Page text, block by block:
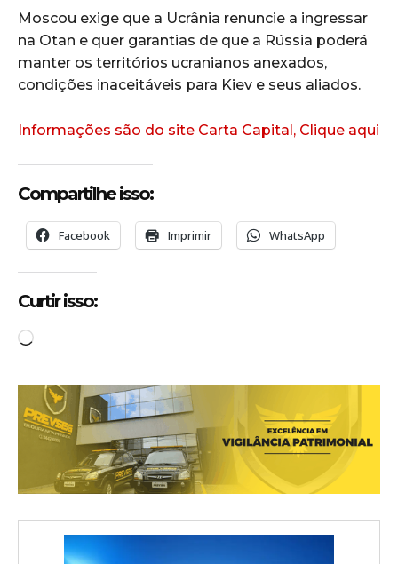
Moscou exige que a Ucrânia renuncie a ingressar
na Otan e quer garantias de que a Rússia poderá
manter os territórios ucranianos anexados,
condições inaceitáveis para Kiev e seus aliados.
Informações são do site Carta Capital, Clique aqui
Compartilhe isso:
Facebook Imprimir WhatsApp
Curtir isso:
C
r
r
e
n
d